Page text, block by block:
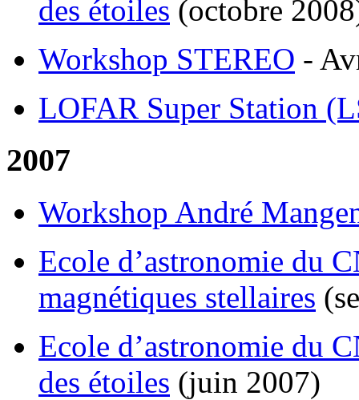
des étoiles (octobre
Workshop STEREO -
LOFAR Super Station
2007
Workshop André
Ecole d’astronomie du
magnétiques stellaires
Ecole d’astronomie du
des étoiles (juin 2007)